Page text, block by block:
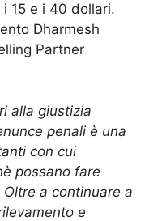
15 e i 40 dollari.
Dharmesh
Partner
alla giustizia
penali è una
con cui
possano fare
a continuare a
e